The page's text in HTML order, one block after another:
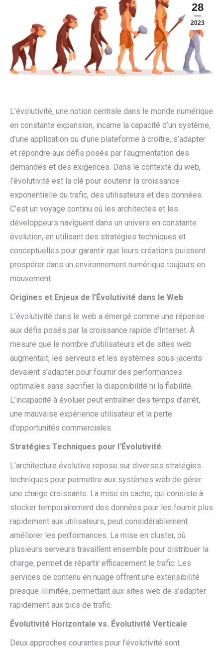
28
2023
L’évolutivité, une notion centrale dans le monde numérique
en constante expansion, incarne la capacité d’un système,
d’une application ou d’une plateforme à croître, s’adapter
et répondre aux défis posés par l’augmentation des
demandes et des exigences. Dans le contexte du web,
l’évolutivité est la clé pour soutenir la croissance
exponentielle du trafic, des utilisateurs et des données.
C’est un voyage continu où les architectes et les
développeurs naviguent dans un univers en constante
évolution, en utilisant des stratégies techniques et
conceptuelles pour garantir que leurs créations puissent
prospérer dans un environnement numérique toujours en
mouvement.
Origines et Enjeux de l’Évolutivité dans le Web
L’évolutivité dans le web a émergé comme une réponse
aux défis posés par la croissance rapide d’Internet. À
mesure que le nombre d’utilisateurs et de sites web
augmentait, les serveurs et les systèmes sous-jacents
devaient s’adapter pour fournir des performances
optimales sans sacrifier la disponibilité ni la fiabilité.
L’incapacité à évoluer peut entraîner des temps d’arrêt,
une mauvaise expérience utilisateur et la perte
d’opportunités commerciales.
Stratégies Techniques pour l’Évolutivité
L’architecture évolutive repose sur diverses stratégies
techniques pour permettre aux systèmes web de gérer
une charge croissante. La mise en cache, qui consiste à
stocker temporairement des données pour les fournir plus
rapidement aux utilisateurs, peut considérablement
améliorer les performances. La mise en cluster, où
plusieurs serveurs travaillent ensemble pour distribuer la
charge, permet de répartir efficacement le trafic. Les
services de contenu en nuage offrent une extensibilité
presque illimitée, permettant aux sites web de s’adapter
rapidement aux pics de trafic.
Évolutivité Horizontale vs. Évolutivité Verticale
Deux approches courantes pour l’évolutivité sont